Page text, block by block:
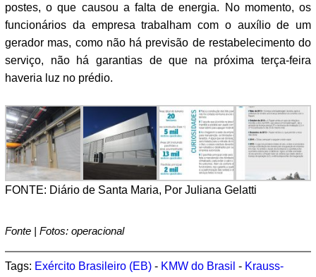
postes, o que causou a falta de energia. No momento, os
funcionários da empresa trabalham com o auxílio de um
gerador mas, como não há previsão de restabelecimento do
serviço, não há garantias de que na próxima terça-feira
haveria luz no prédio.
FONTE: Diário de Santa Maria, Por Juliana Gelatti
Fonte | Fotos: operacional
Tags: Exército Brasileiro (EB) - KMW do Brasil - Krauss-